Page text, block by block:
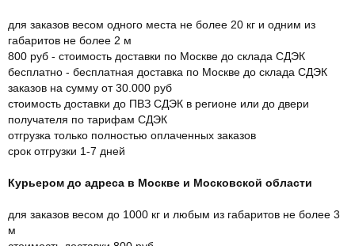
для заказов весом одного места не более 20 кг и одним из
габаритов не более 2 м
800 руб - стоимость доставки по Москве до склада СДЭК
бесплатно - бесплатная доставка по Москве до склада СДЭК
заказов на сумму от 30.000 руб
стоимость доставки до ПВЗ СДЭК в регионе или до двери
получателя по тарифам СДЭК
отгрузка только полностью оплаченных заказов
срок отгрузки 1-7 дней
Курьером до адреса в Москве и Московской области
для заказов весом до 1000 кг и любым из габаритов не более 3
м